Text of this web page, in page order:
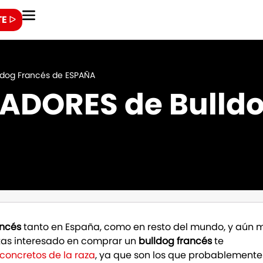
ᐅ
Francés de ESPAÑA
de
tanto en España, como en resto del mundo, y aún
interesado en comprar un bulldog francéste
de la raza, ya que son los que